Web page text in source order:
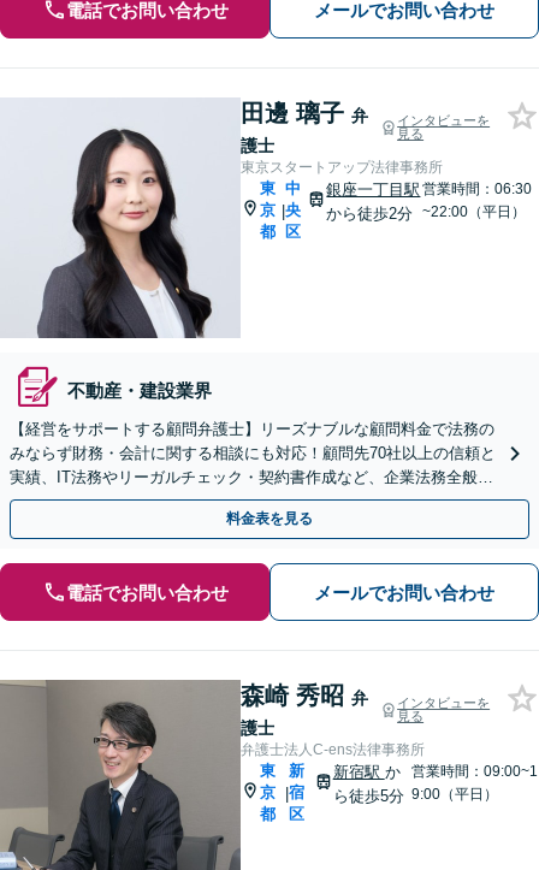
電話でお問い合わせ メールでお問い合わせ
田邊 璃子 弁
護士
インタビューを
見る
東京スタートアップ法律事務所
東
京
都
|
中
央
区
銀座一丁目駅
から徒歩2分
営業時間：06:30
~22:00（平日）
不動産・建設業界
【経営をサポートする顧問弁護士】リーズナブルな顧問料金で法務の
みならず財務・会計に関する相談にも対応！顧問先70社以上の信頼と
実績、IT法務やリーガルチェック・契約書作成など、企業法務全般に
ついてお気軽にご相談ください。
料金表を見る
電話でお問い合わせ メールでお問い合わせ
森崎 秀昭 弁
護士
インタビューを
見る
弁護士法人C-ens法律事務所
東
京
都
|
新
宿
区
新宿駅 か
ら徒歩5分
営業時間：09:00~1
9:00（平日）